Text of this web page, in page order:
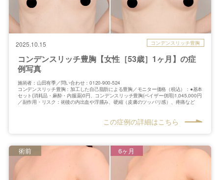
2025.10.15 コンデンスリッチ豊胸
コンデンスリッチ豊胸【女性［53歳］1ヶ月】の症
例写真
施術者：山田有季／問い合わせ：0120-900-524
コンデンスリッチ豊胸：加工した自己脂肪による豊胸／モニター価格（税込）：●基本
セット(消耗品・麻酔・内服薬)0円、コンデンスリッチ豊胸(ベイザー併用)1,045,000円
／副作用・リスク：術後の内出血や浮腫み、硬縮（皮膚のツッパリ感）、疼痛など
この症例の詳細はこちら
術前 6ヶ月